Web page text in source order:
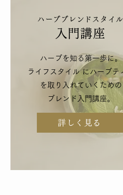
ハーブブレンドスタイル
入門講座
ハーブを知る第一歩に。
ライフスタイル にハーブテ
を取り入れていくための
ブレンド入門講座。
詳しく見る